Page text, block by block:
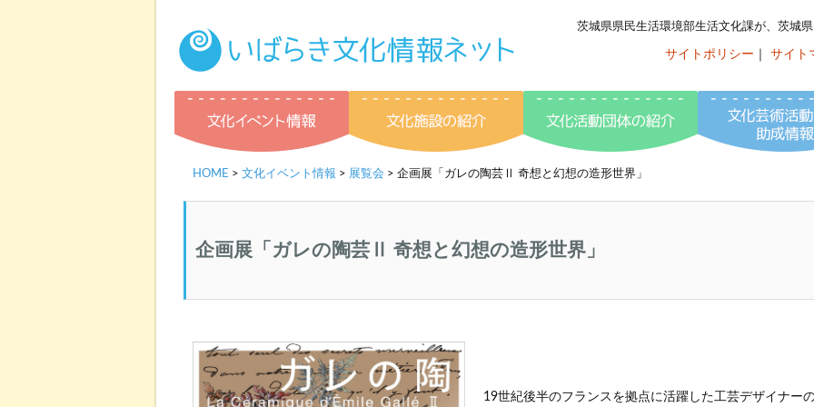
いばらき文化情
茨城県県民生活環境部生活文化課が、茨城
サイトポリシー サイト
文化イベント情報 文化施設の紹介 文化活動団体の紹介
HOME > 文化イベント情報 > 展覧会 > 企画展「ガレの陶芸Ⅱ 奇想と幻想の造形世界」
企画展「ガレの陶芸Ⅱ 奇想と幻想の造形世界」
19世紀後半のフランスを拠点に活躍した工芸デザイナー